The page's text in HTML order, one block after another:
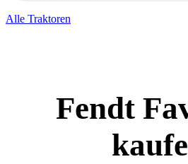
Alle Traktoren
Fendt